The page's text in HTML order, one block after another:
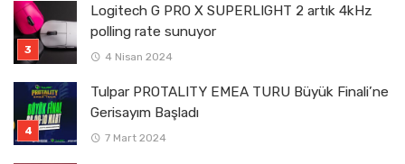
Logitech G PRO X SUPERLIGHT 2 artık 4kHz
polling rate sunuyor
4 Nisan 2024
Tulpar PROTALITY EMEA TURU Büyük Finali’ne
Gerisayım Başladı
7 Mart 2024